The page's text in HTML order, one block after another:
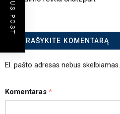
PARAŠYKITE KOMENTARĄ
El. pašto adresas nebus skelbiamas.
Komentaras *